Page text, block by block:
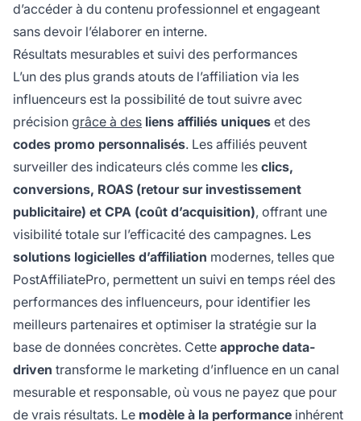
d’accéder à du contenu professionnel et engageant
sans devoir l’élaborer en interne.
Résultats mesurables et suivi des performances
L’un des plus grands atouts de l’affiliation via les
influenceurs est la possibilité de tout suivre avec
précision grâce à des liens affiliés uniques et des
codes promo personnalisés. Les affiliés peuvent
surveiller des indicateurs clés comme les clics,
conversions, ROAS (retour sur investissement
publicitaire) et CPA (coût d’acquisition), offrant une
visibilité totale sur l’efficacité des campagnes. Les
solutions logicielles d’affiliation modernes, telles que
PostAffiliatePro, permettent un suivi en temps réel des
performances des influenceurs, pour identifier les
meilleurs partenaires et optimiser la stratégie sur la
base de données concrètes. Cette approche data-
driven transforme le marketing d’influence en un canal
mesurable et responsable, où vous ne payez que pour
de vrais résultats. Le modèle à la performance inhérent